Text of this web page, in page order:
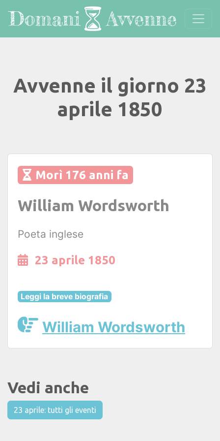
Avvenne il giorno 23
aprile 1850
Morì 176 anni fa
William Wordsworth
Poeta inglese
23 aprile 1850
Leggi la breve biografia
William Wordsworth
Vedi anche
23 aprile: tutti gli eventi